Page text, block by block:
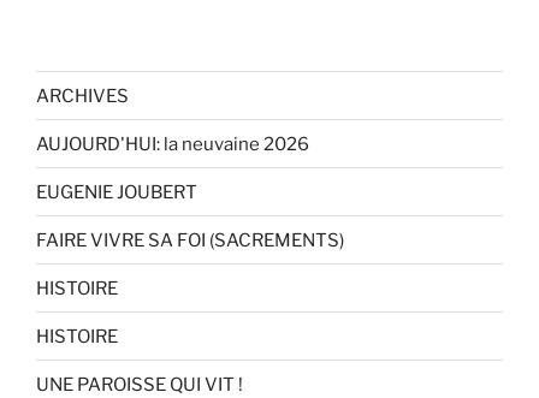
ARCHIVES
AUJOURD'HUI: la neuvaine 2026
EUGENIE JOUBERT
FAIRE VIVRE SA FOI (SACREMENTS)
HISTOIRE
HISTOIRE
UNE PAROISSE QUI VIT !